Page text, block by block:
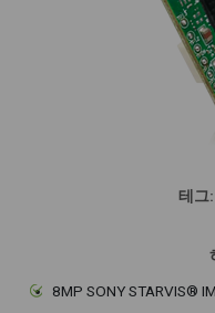
테그:
8MP SONY STARVIS®